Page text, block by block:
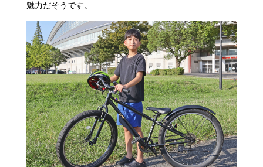
魅力だそうです。